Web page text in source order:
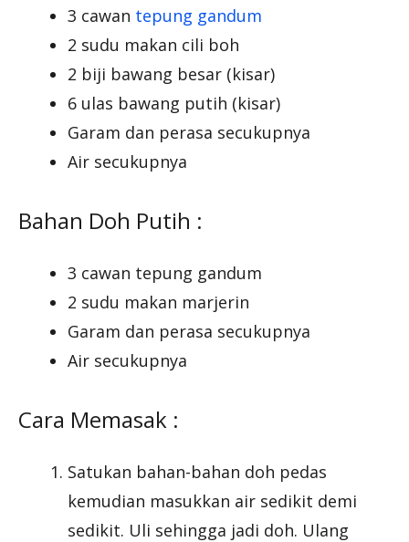
3 cawan tepung gandum
2 sudu makan cili boh
2 biji bawang besar (kisar)
6 ulas bawang putih (kisar)
Garam dan perasa secukupnya
Air secukupnya
Bahan Doh Putih :
3 cawan tepung gandum
2 sudu makan marjerin
Garam dan perasa secukupnya
Air secukupnya
Cara Memasak :
Satukan bahan-bahan doh pedas
kemudian masukkan air sedikit demi
sedikit. Uli sehingga jadi doh. Ulang